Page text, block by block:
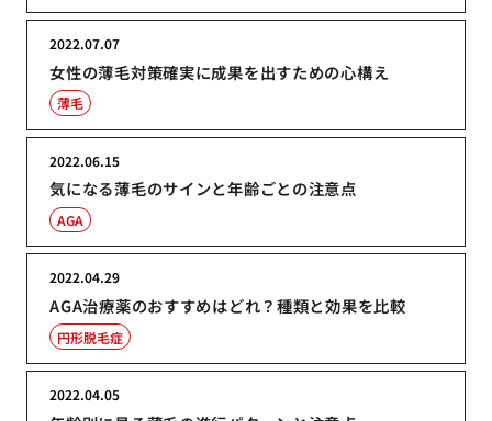
女性の薄毛対策確実に成果を出すための心構え
2022.07.07
薄毛
気になる薄毛のサインと年齢ごとの注意点
2022.06.15
AGA
AGA治療薬のおすすめはどれ？種類と効果を比較
2022.04.29
円形脱毛症
2022.04.05